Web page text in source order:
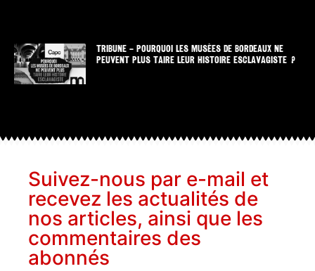
TRIBUNE – POURQUOI LES MUSÉES DE BORDEAUX NE
PEUVENT PLUS TAIRE LEUR HISTOIRE ESCLAVAGISTE ?
Suivez-nous par e-mail et
recevez les actualités de
nos articles, ainsi que les
commentaires des
abonnés